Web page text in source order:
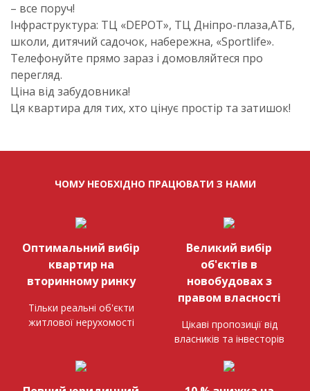
– все поруч!
Інфраструктура: ТЦ «DEPOT», ТЦ Дніпро-плаза,АТБ,
школи, дитячий садочок, набережна, «Sportlife».
Телефонуйте прямо зараз і домовляйтеся про
перегляд.
Ціна від забудовника!
Ця квартира для тих, хто цінує простір та затишок!
ЧОМУ НЕОБХІДНО ПРАЦЮВАТИ З НАМИ
Оптимальний вибір
квартир на
вторинному ринку
Тільки реальні об'єкти
житлової нерухомості
Великий вибір
об'єктів в
новобудовах з
правом власності
Цікаві пропозиції від
власників та інвесторів